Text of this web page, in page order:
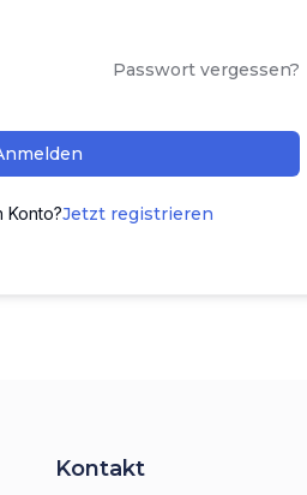
Passwort vergessen?
Konto?Jetzt registrieren
Kontakt